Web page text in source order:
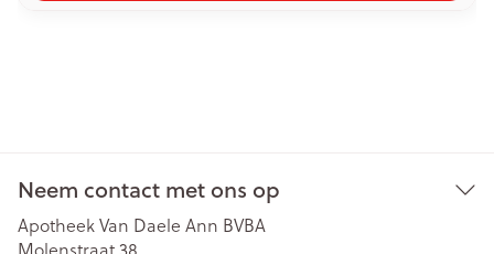
Neem contact met ons op
Apotheek Van Daele Ann BVBA